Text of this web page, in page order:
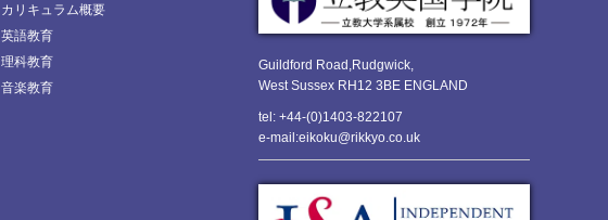
Guildford Road,Rudgwick,
West Sussex RH12 3BE ENGLAND
tel: +44-(0)1403-822107
e-mail:eikoku@rikkyo.co.uk
カリキュラム概要
英語教育
理科教育
音楽教育